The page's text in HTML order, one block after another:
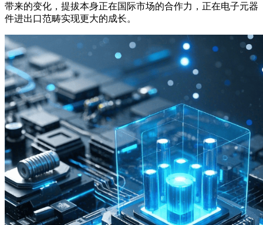
带来的变化，提拔本身正在国际市场的合作力，正在电子元器
件进出口范畴实现更大的成长。